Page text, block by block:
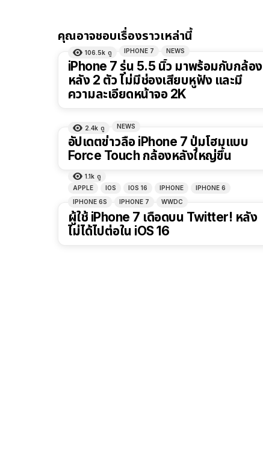
คุณอาจชอบเรื่องราวเหล่านี้
106.5k ดู IPHONE 7 NEWS
iPhone 7 รุ่น 5.5 นิ้ว มาพร้อมกับกล้อง
หลัง 2 ตัว ไม่มีช่องเสียบหูฟัง และมี
ความละเอียดหน้าจอ 2K
2.4k ดู NEWS
อัปเดตข่าวลือ iPhone 7 ปุ่มโฮมแบบ
Force Touch กล้องหลังใหญ่ขึ้น
1.1k ดู
APPLE
IOS IOS 16 IPHONE
IPHONE 6
IPHONE 6S
IPHONE 7 WWDC
ผู้ใช้ iPhone 7 เดือดบน Twitter! หลัง
ไม่ได้ไปต่อใน iOS 16